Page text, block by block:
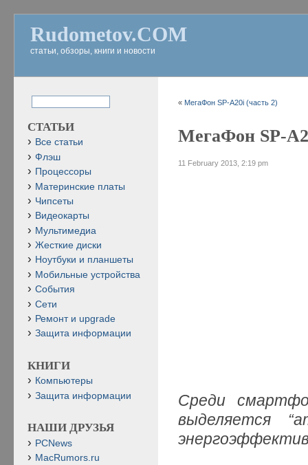
Rudometov.COM
статьи, обзоры, книги и новости
« МегаФон SP-A20i (часть 2)
МегаФон SP-
11 February 2013, 2:19 pm
Среди
выделяется
СТАТЬИ
Все статьи
Флэш
Процессоры
Материнские платы
Чипсеты
Видеокарты
Мультимедиа
Жесткие диски
Ноутбуки и планшеты
Мобильные устройства
События
Сети
Ремонт и upgrade
Защита информации
КНИГИ
Компьютеры
Защита информации
НАШИ ДРУЗЬЯ
PCNews
MacRumors.ru